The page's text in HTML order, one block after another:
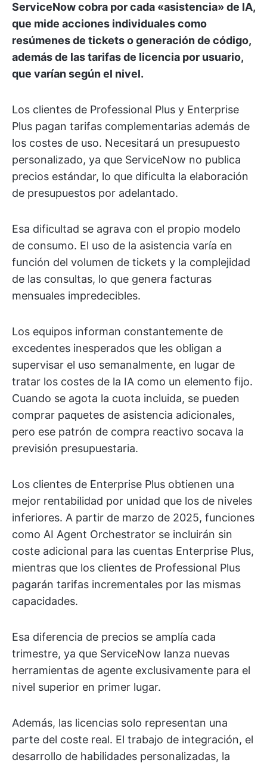
ServiceNow cobra por cada «asistencia» de IA,
que mide acciones individuales como
resúmenes de tickets o generación de código,
además de las tarifas de licencia por usuario,
que varían según el nivel.
Los clientes de Professional Plus y Enterprise
Plus pagan tarifas complementarias además de
los costes de uso. Necesitará un presupuesto
personalizado, ya que ServiceNow no publica
precios estándar, lo que dificulta la elaboración
de presupuestos por adelantado.
Esa dificultad se agrava con el propio modelo
de consumo. El uso de la asistencia varía en
función del volumen de tickets y la complejidad
de las consultas, lo que genera facturas
mensuales impredecibles.
Los equipos informan constantemente de
excedentes inesperados que les obligan a
supervisar el uso semanalmente, en lugar de
tratar los costes de la IA como un elemento fijo.
Cuando se agota la cuota incluida, se pueden
comprar paquetes de asistencia adicionales,
pero ese patrón de compra reactivo socava la
previsión presupuestaria.
Los clientes de Enterprise Plus obtienen una
mejor rentabilidad por unidad que los de niveles
inferiores. A partir de marzo de 2025, funciones
como AI Agent Orchestrator se incluirán sin
coste adicional para las cuentas Enterprise Plus,
mientras que los clientes de Professional Plus
pagarán tarifas incrementales por las mismas
capacidades.
Esa diferencia de precios se amplía cada
trimestre, ya que ServiceNow lanza nuevas
herramientas de agente exclusivamente para el
nivel superior en primer lugar.
Además, las licencias solo representan una
parte del coste real. El trabajo de integración, el
desarrollo de habilidades personalizadas, la